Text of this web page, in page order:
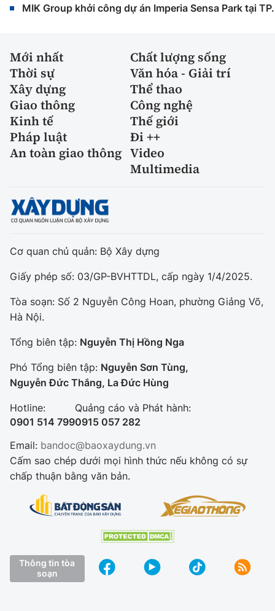
MIK Group khởi công dự án Imperia Sensa Park tại
Mới nhất
Chất lượng sống
Thời sự
Văn hóa - Giải trí
Xây dựng
Thể thao
Giao thông
Công nghệ
Kinh tế
Thế giới
Pháp luật
Đi ++
An toàn giao thông Video
Multimedia
Cơ quan chủ quản: Bộ Xây dựng
Giấy phép số: 03/GP-BVHTTDL, cấp ngày 1/4/2025.
Tòa soạn: Số 2 Nguyễn Công Hoan, phường Giảng Võ,
Hà Nội.
Tổng biên tập: Nguyễn Thị Hồng Nga
Phó Tổng biên tập: Nguyễn Sơn Tùng,
Nguyễn Đức Thắng, La Đức Hùng
Hotline:
0901 514 799
Quảng cáo và Phát hành:
0915 057 282
Email: bandoc@baoxaydung.vn
Cấm sao chép dưới mọi hình thức nếu không có sự
chấp thuận bằng văn bản.
Thông tin tòa
soạn